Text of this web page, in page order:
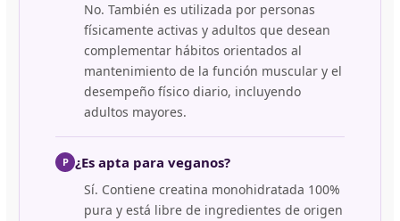
No. También es utilizada por personas
físicamente activas y adultos que desean
complementar hábitos orientados al
mantenimiento de la función muscular y el
desempeño físico diario, incluyendo
adultos mayores.
P ¿Es apta para veganos?
Sí. Contiene creatina monohidratada 100%
pura y está libre de ingredientes de origen